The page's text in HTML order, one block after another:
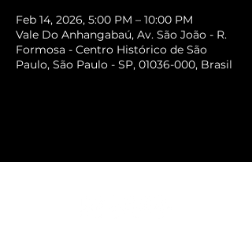
Feb 14, 2026, 5:00 PM – 10:00 PM
Vale Do Anhangabaú, Av. São João - R.
Formosa - Centro Histórico de São
Paulo, São Paulo - SP, 01036-000, Brasil